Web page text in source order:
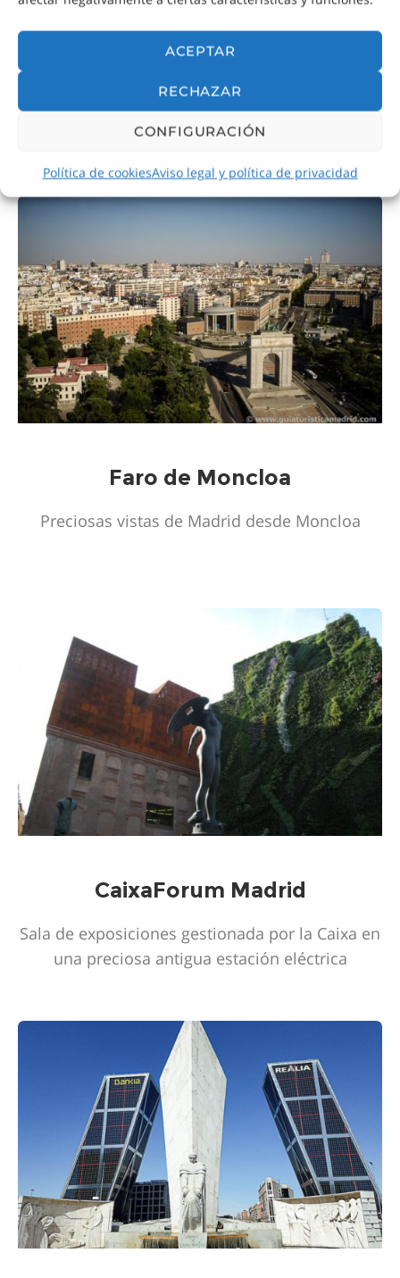
ACEPTAR
RECHAZAR
CONFIGURACIÓN
Política de cookiesAviso legal y política de privacidad
Museo Sorolla
La antigua vivienda de Sorolla se ha convertido
en un precioso museo
Faro de Moncloa
Preciosas vistas de Madrid desde Moncloa
CaixaForum Madrid
Sala de exposiciones gestionada por la Caixa en
una preciosa antigua estación eléctrica